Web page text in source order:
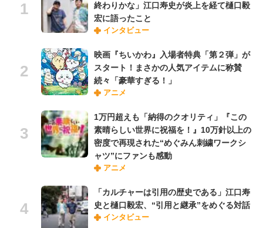
終わりかな」江口寿史が炎上を経て樋口毅
宏に語ったこと
インタビュー
映画『ちいかわ』入場者特典「第２弾」が
スタート！まさかの人気アイテムに称賛
続々「豪華すぎる！」
アニメ
1万円超えも「納得のクオリティ」『この
素晴らしい世界に祝福を！』10万針以上の
密度で再現された“めぐみん刺繍ワークシ
ャツ”にファンも感動
アニメ
「カルチャーは引用の歴史である」江口寿
史と樋口毅宏、“引用と継承”をめぐる対話
インタビュー